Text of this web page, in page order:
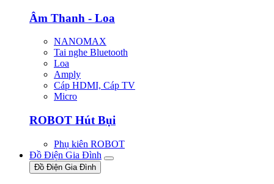
Âm Thanh - Loa
NANOMAX
Tai nghe Bluetooth
Loa
Amply
Cáp HDMI, Cáp TV
Micro
ROBOT Hút Bụi
Phụ kiên ROBOT
Đồ Điện Gia Đình
Đồ Điện Gia Đình